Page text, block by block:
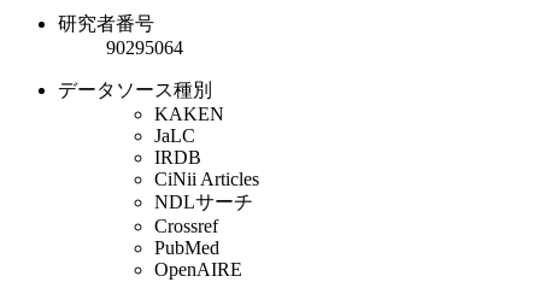
研究者番号
90295064
データソース種別
KAKEN
JaLC
IRDB
CiNii Articles
NDLサーチ
Crossref
PubMed
OpenAIRE